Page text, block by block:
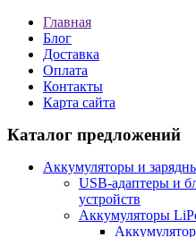
Главная
Блог
Доставка
Оплата
Контакты
Карта сайта
Каталог предложений
Аккумуляторы и
USB-адаптеры и
устройств
Аккумуляторы